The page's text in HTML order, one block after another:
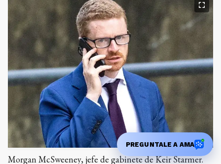
Morgan McSweeney, jefe de gabinete de Keir Starmer.
PREGUNTALE A AMA